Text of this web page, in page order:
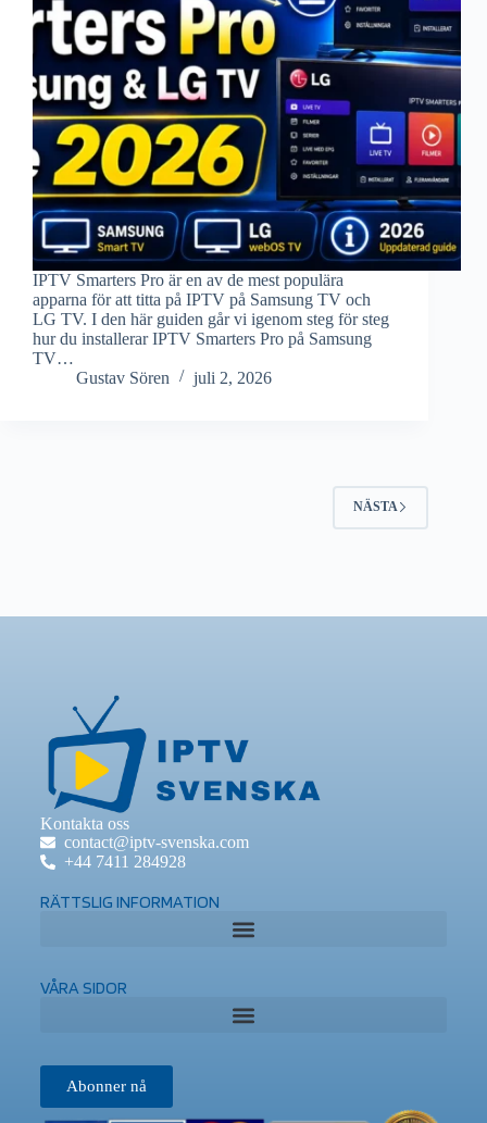
IPTV Smarters Pro är en av de mest populära
apparna för att titta på IPTV på Samsung TV och
LG TV. I den här guiden går vi igenom steg för steg
hur du installerar IPTV Smarters Pro på Samsung
TV…
Gustav Sören
juli 2, 2026
NÄSTA
Kontakta oss
contact@iptv-svenska.com
+44 7411 284928
RÄTTSLIG INFORMATION
VÅRA SIDOR
Abonner nå